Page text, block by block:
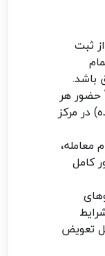
ثبت
باشد.
حضور هر
در مرکز
معامله،
کامل
تعویض